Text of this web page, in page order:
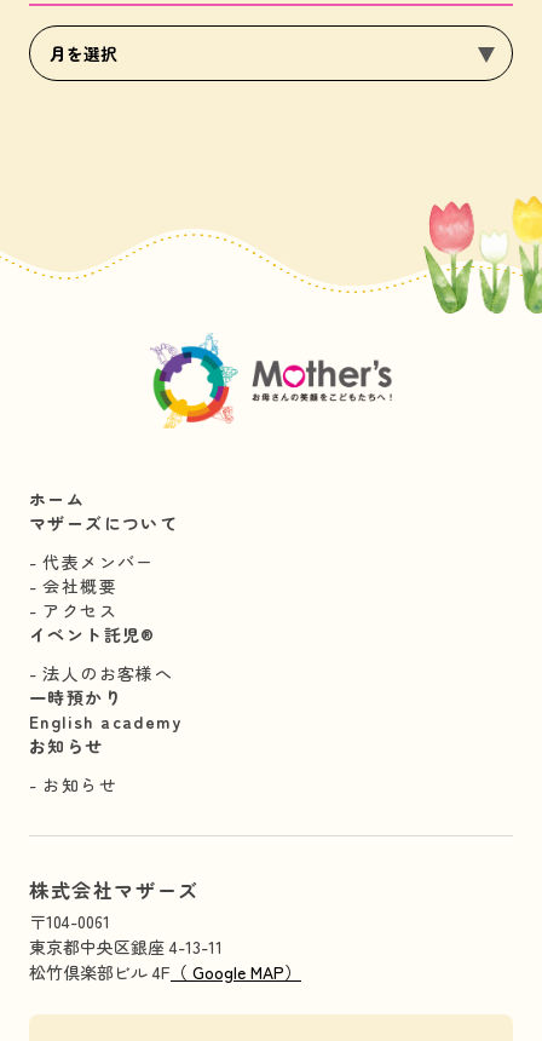
ホーム
マザーズについて
代表メンバー
会社概要
アクセス
イベント託児®︎
法人のお客様へ
一時預かり
English academy
お知らせ
お知らせ
株式会社マザーズ
〒104-0061
東京都中央区銀座 4-13-11
松竹倶楽部ビル 4F （ Google MAP）